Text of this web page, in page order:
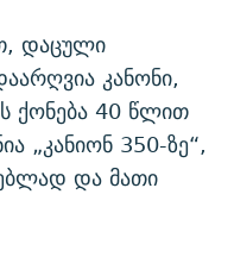
დაცული
კანონი,
ქონება 40 წლით
„კანიონ 350-ზე“,
და მათი